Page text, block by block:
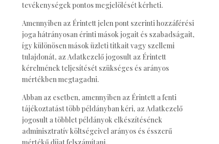
tevékenységek pontos megjelölését kérheti.
Amennyiben az Érintett jelen pont szerinti hozzáférési
joga hátrányosan érinti mások jogait és szabadságait,
így különösen mások üzleti titkait vagy szellemi
tulajdonát, az Adatkezelő jogosult az Érintett
kérelmének teljesítését szükséges és arányos
mértékben megtagadni.
Abban az esetben, amennyiben az Érintett a fenti
tájékoztatást több példányban kéri, az Adatkezelő
jogosult a többlet példányok elkészítésének
adminisztratív költségeivel arányos és ésszerű